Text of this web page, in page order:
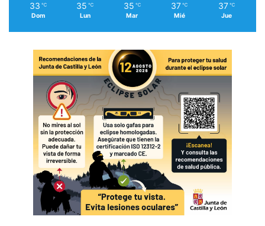
33 ℃
Dom
35 ℃
Lun
35 ℃
Mar
37 ℃
Mié
37 ℃
Jue